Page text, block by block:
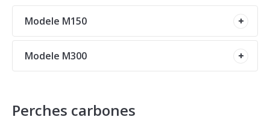
Modele M150
Modele M300
Perches carbones